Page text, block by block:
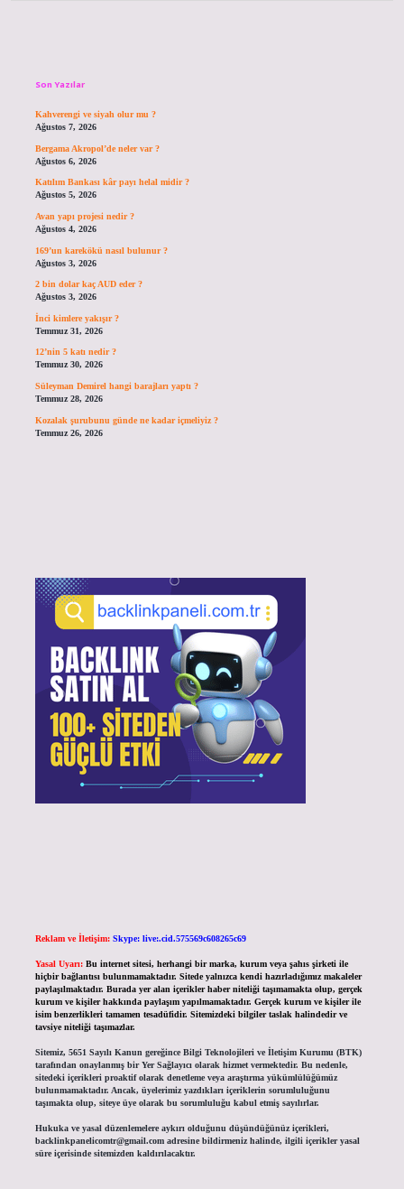
Son Yazılar
Kahverengi ve siyah olur mu ?
Ağustos 7, 2026
Bergama Akropol’de neler var ?
Ağustos 6, 2026
Katılım Bankası kâr payı helal midir ?
Ağustos 5, 2026
Avan yapı projesi nedir ?
Ağustos 4, 2026
169’un karekökü nasıl bulunur ?
Ağustos 3, 2026
2 bin dolar kaç AUD eder ?
Ağustos 3, 2026
İnci kimlere yakışır ?
Temmuz 31, 2026
12’nin 5 katı nedir ?
Temmuz 30, 2026
Süleyman Demirel hangi barajları yaptı ?
Temmuz 28, 2026
Kozalak şurubunu günde ne kadar içmeliyiz ?
Temmuz 26, 2026
Reklam ve İletişim: Skype: live:.cid.575569c608265c69
Yasal Uyarı: Bu internet sitesi, herhangi bir marka, kurum veya şahıs şirketi ile
hiçbir bağlantısı bulunmamaktadır. Sitede yalnızca kendi hazırladığımız makaleler
paylaşılmaktadır. Burada yer alan içerikler haber niteliği taşımamakta olup, gerçek
kurum ve kişiler hakkında paylaşım yapılmamaktadır. Gerçek kurum ve kişiler ile
isim benzerlikleri tamamen tesadüfidir. Sitemizdeki bilgiler taslak halindedir ve
tavsiye niteliği taşımazlar.
Sitemiz, 5651 Sayılı Kanun gereğince Bilgi Teknolojileri ve İletişim Kurumu (BTK)
tarafından onaylanmış bir Yer Sağlayıcı olarak hizmet vermektedir. Bu nedenle,
sitedeki içerikleri proaktif olarak denetleme veya araştırma yükümlülüğümüz
bulunmamaktadır. Ancak, üyelerimiz yazdıkları içeriklerin sorumluluğunu
taşımakta olup, siteye üye olarak bu sorumluluğu kabul etmiş sayılırlar.
Hukuka ve yasal düzenlemelere aykırı olduğunu düşündüğünüz içerikleri,
backlinkpanelicomtr@gmail.comadresine bildirmeniz halinde, ilgili içerikler yasal
süre içerisinde sitemizden kaldırılacaktır.